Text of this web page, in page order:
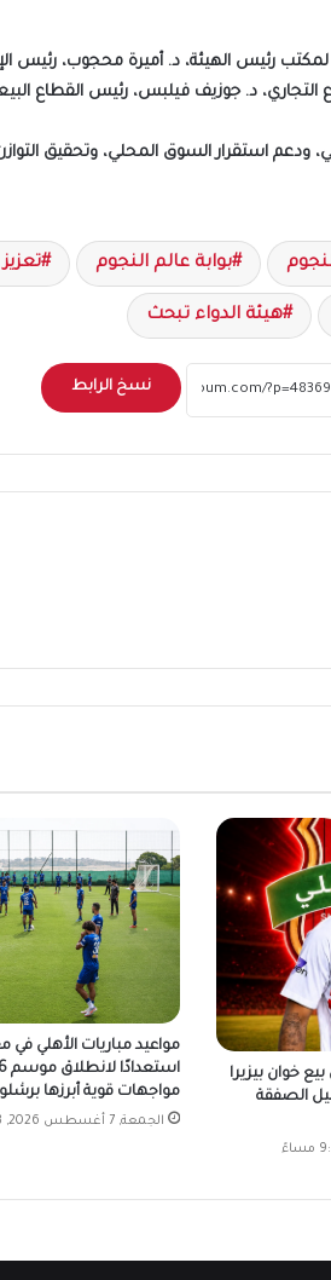
لمكتب رئيس الهيئة، د. أميرة محجوب، رئيس
التجاري، د. جوزيف فيلبس، رئيس القطاع
ودعم استقرار السوق المحلي، وتحقيق
بوابة عالم النجوم
هيئة الدواء تبحث
نسخ الرابط
خوان بيزيرا
الصفقة
مواعيد مباريات الأهلي في
مواجهات قوية أبرزها
الجمعة, 7 أغسطس 2026, 9:23 مساءً